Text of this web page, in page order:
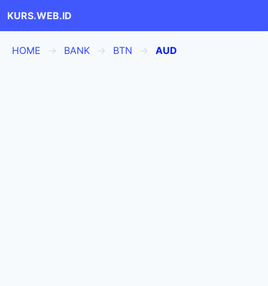
KURS.WEB.ID
HOME BANK BTN AUD